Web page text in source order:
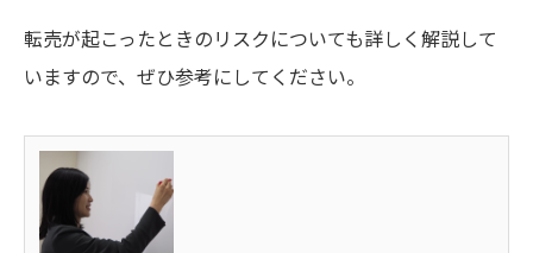
転売が起こったときのリスクについても詳しく解説して
いますので、ぜひ参考にしてください。